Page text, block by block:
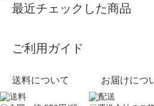
最近チェックした商品
ご利用ガイド
送料について お届けにつ